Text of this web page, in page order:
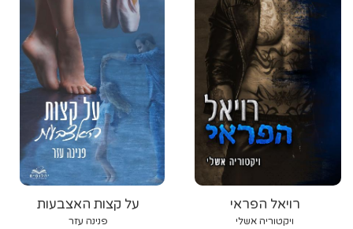
על קצות האצבעות
פנינה עזר
רויאל הפראי
ויקטוריה אשלי